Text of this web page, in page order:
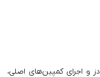
و اجرای کمپین‌های اصلی،